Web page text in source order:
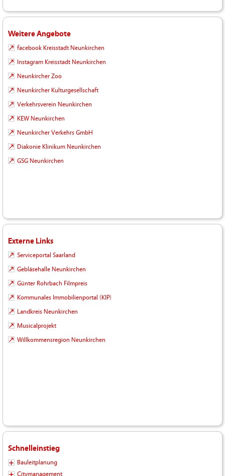
Weitere Angebote
facebook Kreisstadt Neunkirchen
Instagram Kreisstadt Neunkirchen
Neunkircher Zoo
Neunkircher Kulturgesellschaft
Verkehrsverein Neunkirchen
KEW Neunkirchen
Neunkircher Verkehrs GmbH
Diakonie Klinikum Neunkirchen
GSG Neunkirchen
Externe Links
Serviceportal Saarland
Gebläsehalle Neunkirchen
Günter Rohrbach Filmpreis
Kommunales Immobilienportal (KIP)
Landkreis Neunkirchen
Musicalprojekt
Willkommensregion Neunkirchen
Schnelleinstieg
Bauleitplanung
Citymanagement